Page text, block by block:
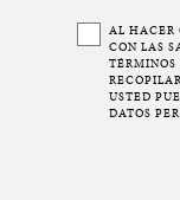
AL HACER
CON LAS
TÉRMINOS
USTED
DATOS